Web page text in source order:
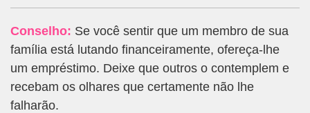
Conselho: Se você sentir que um membro de sua
família está lutando financeiramente, ofereça-lhe
um empréstimo. Deixe que outros o contemplem e
recebam os olhares que certamente não lhe
falharão.